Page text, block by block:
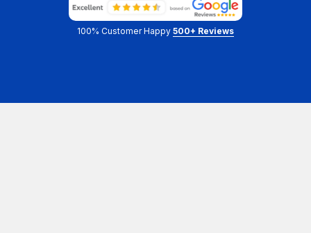
100% Customer Happy 500+ Reviews